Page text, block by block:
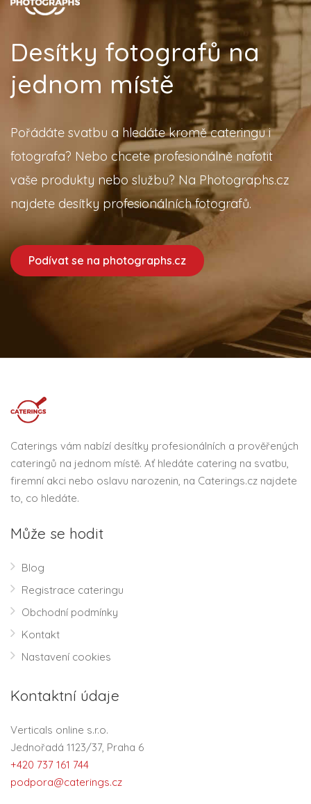
Desítky fotografů na
jednom místě
Pořádáte svatbu a hledáte kromě cateringu i
fotografa? Nebo chcete profesionálně nafotit
vaše produkty nebo službu? Na Photographs.cz
najdete desítky profesionálních fotografů.
Podívat se na photographs.cz
Caterings vám nabízí desítky profesionálních a prověřených
cateringů na jednom místě. Ať hledáte catering na svatbu,
firemní akci nebo oslavu narozenin, na Caterings.cz najdete
to, co hledáte.
Může se hodit
Blog
Registrace cateringu
Obchodní podmínky
Kontakt
Nastavení cookies
Kontaktní údaje
Verticals online s.r.o.
Jednořadá 1123/37, Praha 6
+420 737 161 744
podpora@caterings.cz